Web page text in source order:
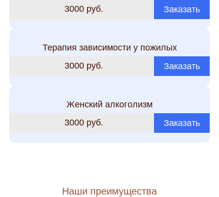
3000 руб.
Заказать
Терапия зависимости у пожилых
3000 руб.
Заказать
Женский алкоголизм
3000 руб.
Заказать
Наши преимущества